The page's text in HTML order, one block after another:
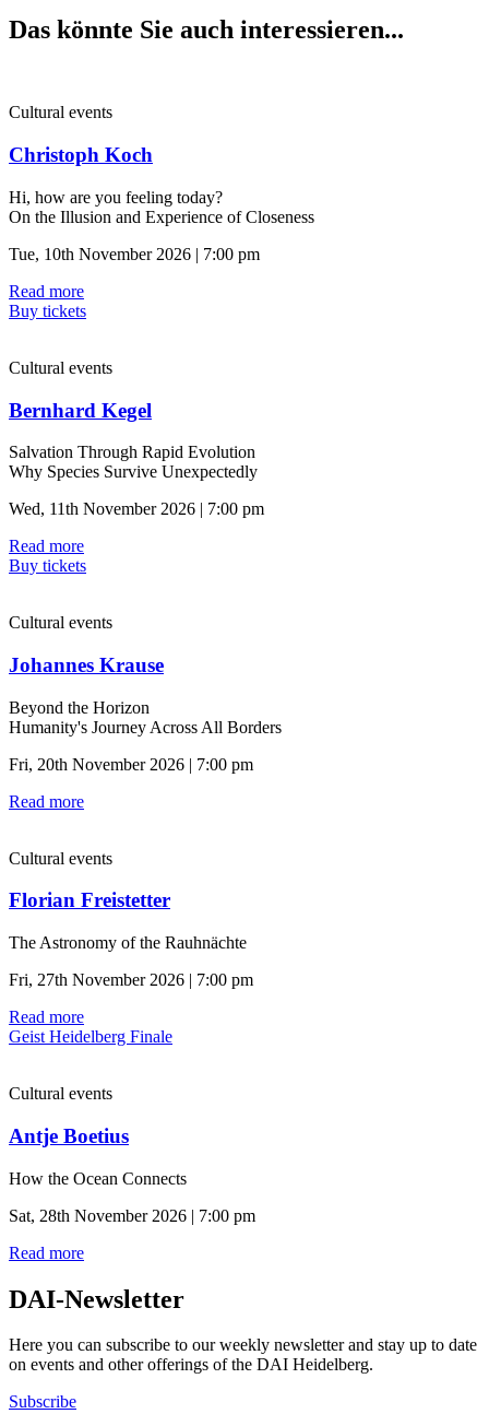
Das könnte Sie auch interessieren...
Cultural events
Christoph Koch
Hi, how are you feeling today?
On the Illusion and Experience of Closeness
Tue, 10th November 2026 | 7:00 pm
Read more
Buy tickets
Cultural events
Bernhard Kegel
Salvation Through Rapid Evolution
Why Species Survive Unexpectedly
Wed, 11th November 2026 | 7:00 pm
Read more
Buy tickets
Cultural events
Johannes Krause
Beyond the Horizon
Humanity's Journey Across All Borders
Fri, 20th November 2026 | 7:00 pm
Read more
Cultural events
Florian Freistetter
The Astronomy of the Rauhnächte
Fri, 27th November 2026 | 7:00 pm
Read more
Geist Heidelberg Finale
Cultural events
Antje Boetius
How the Ocean Connects
Sat, 28th November 2026 | 7:00 pm
Read more
DAI-Newsletter
Here you can subscribe to our weekly newsletter and stay up to date
on events and other offerings of the DAI Heidelberg.
Subscribe